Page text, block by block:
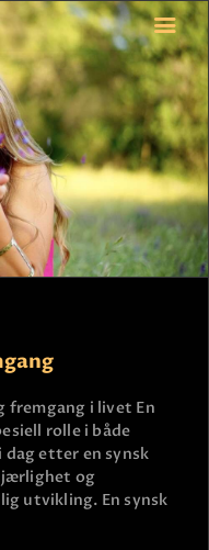
fremgang i livet En
rolle i både
etter en synsk
og
utvikling. En synsk